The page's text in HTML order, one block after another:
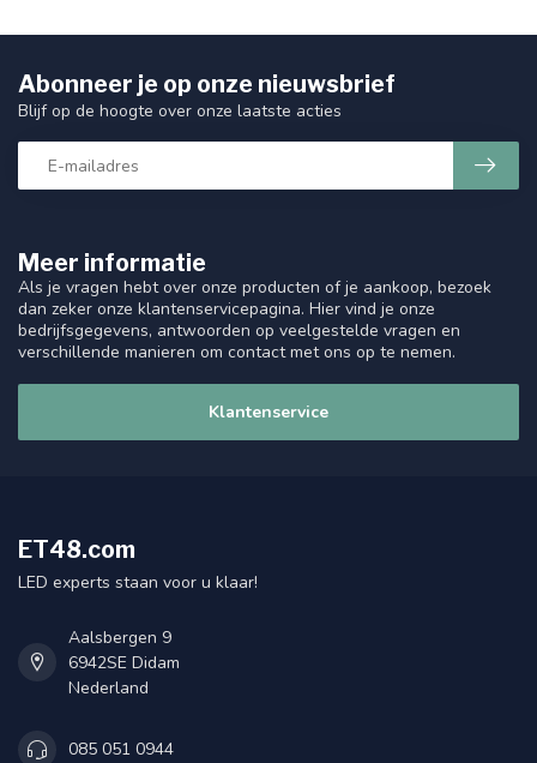
Meer informatie
Als je vragen hebt over onze producten of je aankoop, bezoek
dan zeker onze klantenservicepagina. Hier vind je onze
bedrijfsgegevens, antwoorden op veelgestelde vragen en
verschillende manieren om contact met ons op te nemen.
Klantenservice
Abonneer je op onze nieuwsbrief
Blijf op de hoogte over onze laatste acties
ET48.com
LED experts staan voor u klaar!
Aalsbergen 9
6942SE Didam
Nederland
085 051 0944